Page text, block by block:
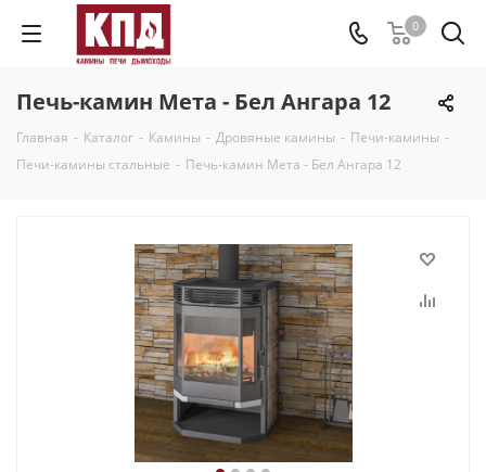
0
Печь-камин Мета - Бел Ангара 12
Главная - Каталог - Камины - Дровяные камины - Печи-камины -
Печи-камины стальные - Печь-камин Мета - Бел Ангара 12